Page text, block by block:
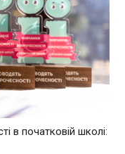
в початковій школі: